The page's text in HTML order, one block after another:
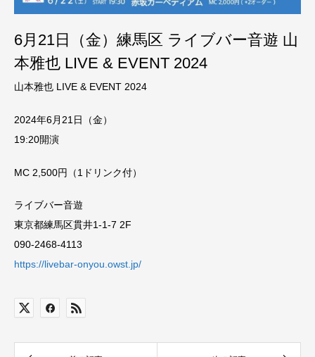
6月21日（金）練馬区 ライブバー音遊 山
本雅也 LIVE & EVENT 2024
山本雅也 LIVE & EVENT 2024
2024年6月21日（金）
19:20開演
MC 2,500円（1ドリンク付）
ライブバー音遊
東京都練馬区貫井1-1-7 2F
090-2468-4113
https://livebar-onyou.owst.jp/